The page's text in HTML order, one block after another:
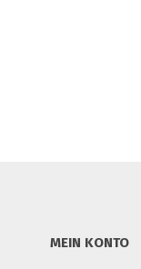
MEIN KONTO